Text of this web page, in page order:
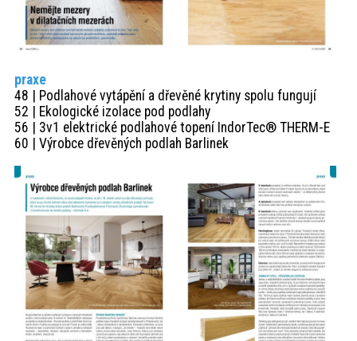
praxe
48 | Podlahové vytápění a dřevěné krytiny spolu fungují
52 | Ekologické izolace pod podlahy
56 | 3v1 elektrické podlahové topení IndorTec® THERM-E
60 | Výrobce dřevěných podlah Barlinek